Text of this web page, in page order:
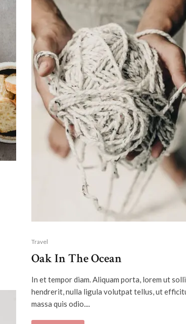
Travel
Oak In The Ocean
In et tempor diam. Aliquam porta, lorem ut
hendrerit, nulla ligula volutpat tellus, ut
massa quis odio....